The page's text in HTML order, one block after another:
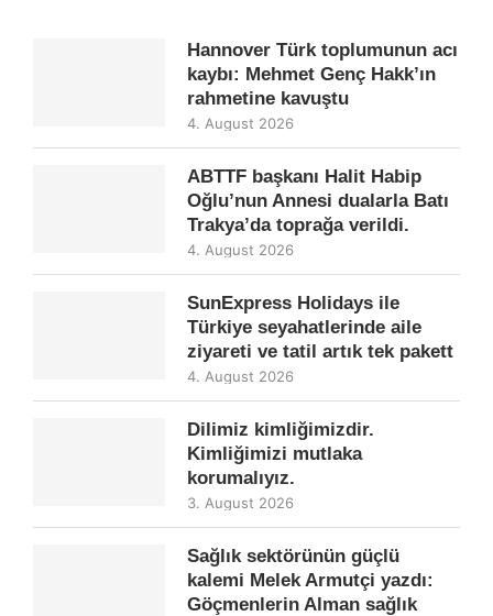
Hannover Türk toplumunun acı
kaybı: Mehmet Genç Hakk’ın
rahmetine kavuştu
4. August 2026
ABTTF başkanı Halit Habip
Oğlu’nun Annesi dualarla Batı
Trakya’da toprağa verildi.
4. August 2026
SunExpress Holidays ile
Türkiye seyahatlerinde aile
ziyareti ve tatil artık tek pakett
4. August 2026
Dilimiz kimliğimizdir.
Kimliğimizi mutlaka
korumalıyız.
3. August 2026
Sağlık sektörünün güçlü
kalemi Melek Armutçi yazdı:
Göçmenlerin Alman sağlık